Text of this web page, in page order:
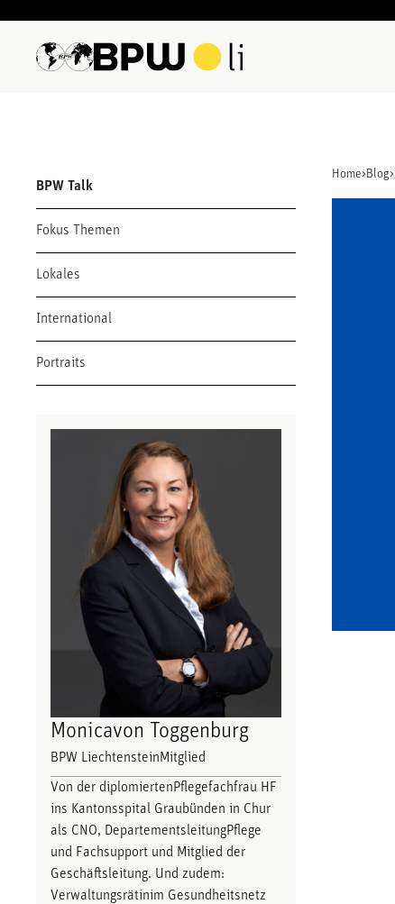
BPW Talk
Fokus Themen
Lokales
International
Portraits
Monicavon Toggenburg
BPW LiechtensteinMitglied
Von der diplomiertenPflegefachfrau HF
ins Kantonsspital Graubünden in Chur
als CNO, DepartementsleitungPflege
und Fachsupport und Mitglied der
Geschäftsleitung. Und zudem:
Verwaltungsrätinim Gesundheitsnetz
Home> Blog>